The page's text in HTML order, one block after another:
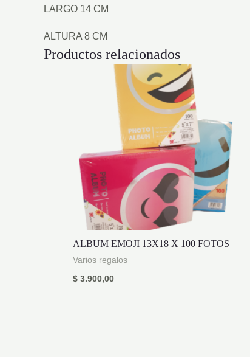
LARGO 14 CM
ALTURA 8 CM
Productos relacionados
ALBUM EMOJI 13X18 X 100 FOTOS
Varios regalos
$ 3.900,00